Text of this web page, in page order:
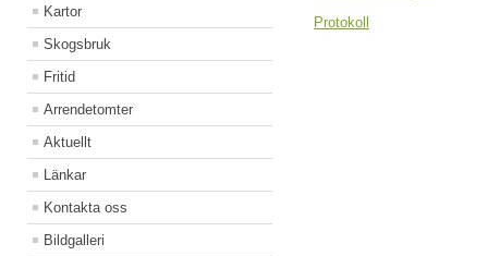
Kartor
Skogsbruk
Fritid
Arrendetomter
Aktuellt
Länkar
Kontakta oss
Bildgalleri
Protokoll